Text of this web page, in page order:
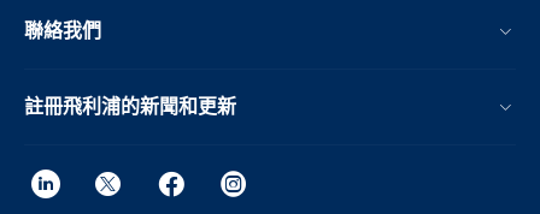
聯絡我們
註冊飛利浦的新聞和更新